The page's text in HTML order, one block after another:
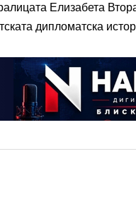
Елизабета
дипломатска